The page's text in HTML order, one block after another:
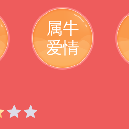
属牛
爱情